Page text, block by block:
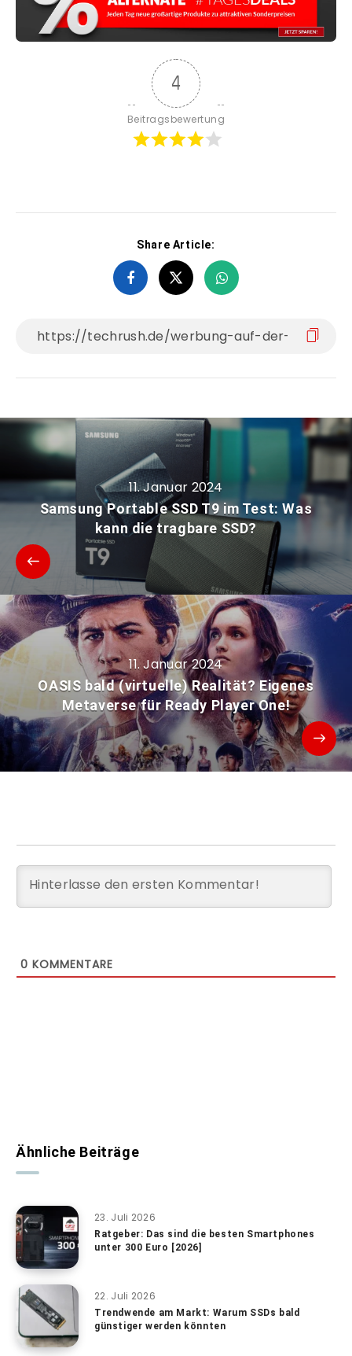
4
Beitragsbewertung
Share Article:
11. Januar 2024
Samsung Portable SSD T9 im Test: Was
kann die tragbare SSD?
11. Januar 2024
OASIS bald (virtuelle) Realität? Eigenes
Metaverse für Ready Player One!
0 KOMMENTARE
Ähnliche Beiträge
23. Juli 2026
Ratgeber: Das sind die besten Smartphones
unter 300 Euro [2026]
22. Juli 2026
Trendwende am Markt: Warum SSDs bald
günstiger werden könnten